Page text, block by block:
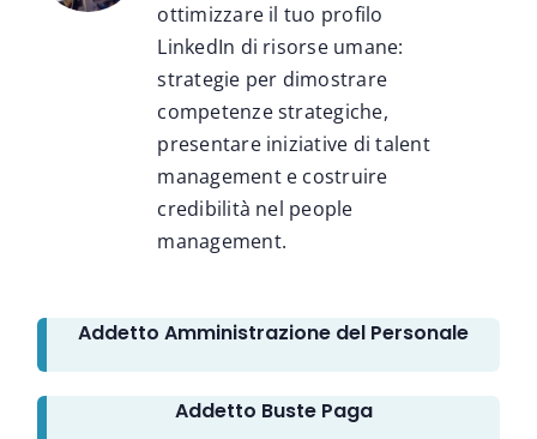
ottimizzare il tuo profilo
LinkedIn di risorse umane:
strategie per dimostrare
competenze strategiche,
presentare iniziative di talent
management e costruire
credibilità nel people
management.
Addetto Amministrazione del Personale
Addetto Buste Paga